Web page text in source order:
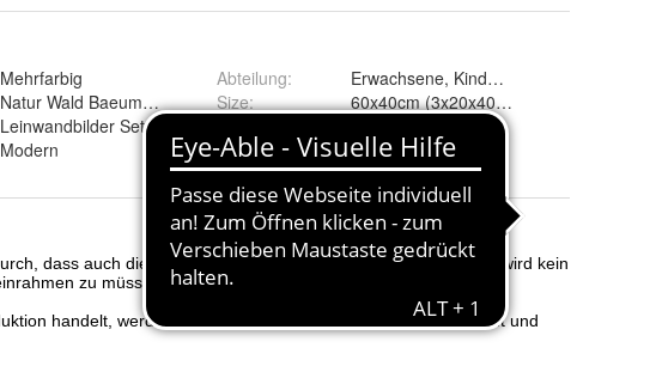
Mehrfarbig
Natur Wald Baeume Nadelwald Pflanzen Nebel
Leinwandbilder Set, Montageelemente
Modern
Abteilung:
Erwachsene, Kinder, Mann, Frau
Size: